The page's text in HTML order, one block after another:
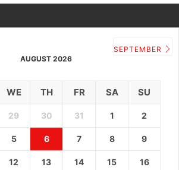
AUGUST 2026
SEPTEMBER
WE TH FR SA SU
29 30 31 1 2
5 6 7 8 9
12 13 14 15 16